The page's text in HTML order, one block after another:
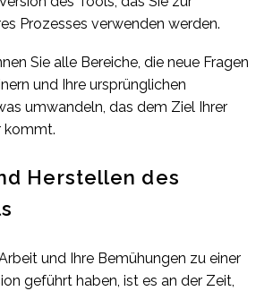
Prozesses verwenden werden.
Sie alle Bereiche, die neue Fragen
und Ihre ursprünglichen
umwandeln, das dem Ziel Ihrer
kommt.
Herstellen des
und Ihre Bemühungen zu einer
geführt haben, ist es an der Zeit,